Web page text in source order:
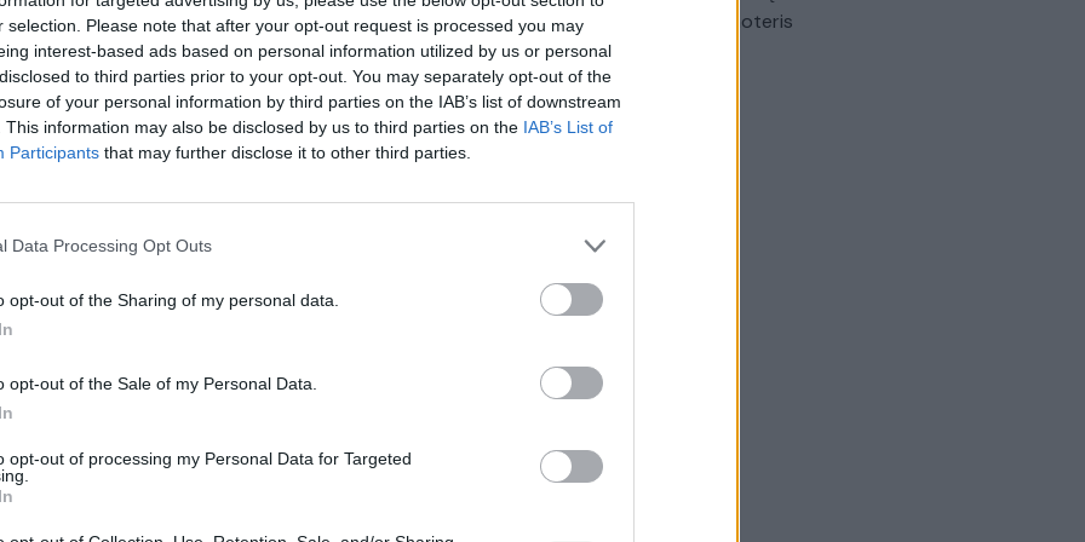
selection. Please note that after your opt-out request is processed you may
interest-based ads based on personal information utilized by us or personal
to third parties prior to your opt-out. You may separately opt-out of the
of your personal information by third parties on the IAB’s list of downstream
This information may also be disclosed by us to third parties on the IAB’s List of
Participants that may further disclose it to other third parties.
Data Processing Opt Outs
opt-out of the Sharing of my personal data.
opt-out of the Sale of my Personal Data.
opt-out of processing my Personal Data for Targeted
tik Lrytas.TV kelių chuliganas
Karšta A. Kasparavičiaus ir Ž Pavilionio
diskusija: Rusija – Europos šeimos narė?
pradinukų
automobilis sužalojo dvi moteris
Žinios | Lietuvos diena